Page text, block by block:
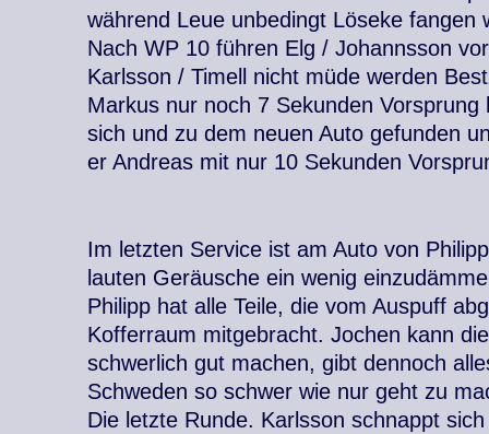
während Leue unbedingt Löseke fangen
Nach WP 10 führen Elg / Johannsson
Karlsson / Timell nicht müde werden
Markus nur noch 7 Sekunden
sich und zu dem neuen Auto gefunden
er Andreas mit nur 10 Sekunden
Im letzten Service ist am Auto von
lauten Geräusche ein wenig
Philipp hat alle Teile, die vom Auspuff
Kofferraum mitgebracht. Jochen kann
schwerlich gut machen, gibt dennoch
Schweden so schwer wie nur geht zu
Die letzte Runde. Karlsson schnappt